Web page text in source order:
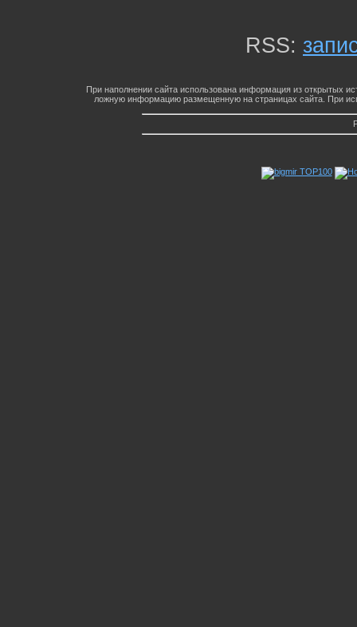
RSS:
При наполнении сайта использована информация из открытых
ложную информацию размещенную на страницах сайта. При